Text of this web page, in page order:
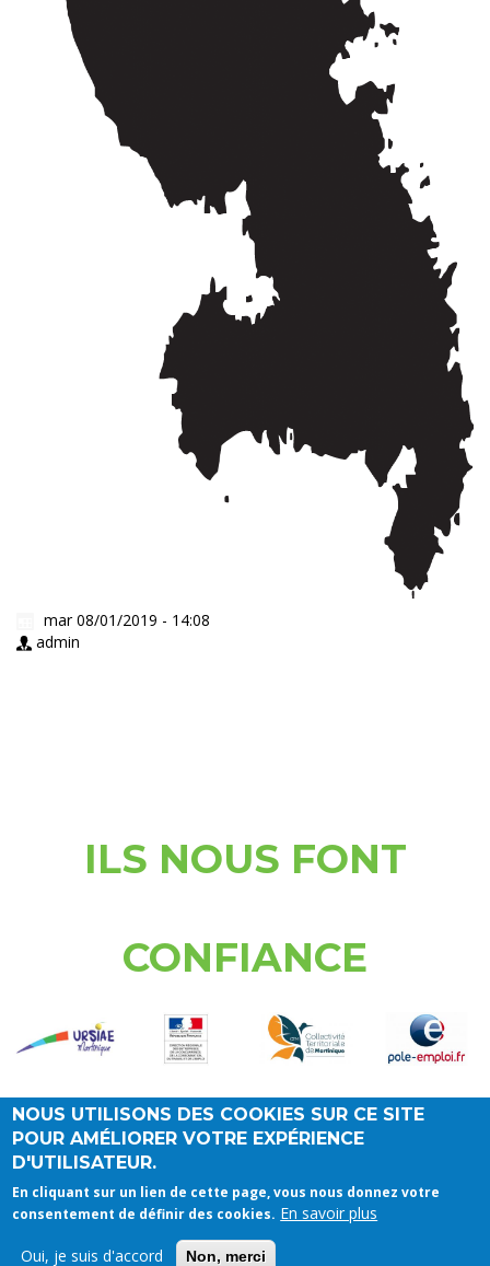
mar 08/01/2019 - 14:08
admin
ILS NOUS FONT
CONFIANCE
Logo
Contact
Politique de confidentialité
NOUS UTILISONS DES COOKIES SUR CE SITE
POUR AMÉLIORER VOTRE EXPÉRIENCE
D'UTILISATEUR.
En cliquant sur un lien de cette page, vous nous donnez votre
consentement de définir des cookies. En savoir plus
Oui, je suis d'accord Non, merci